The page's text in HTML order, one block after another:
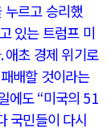
누르고 승리했
있는 트럼프 미
.애초 경제 위기로
배할 것이라는
에도“미국의 51
국민들이 다시